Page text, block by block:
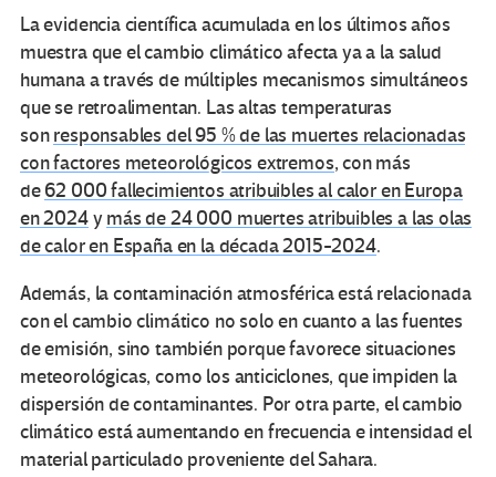
La evidencia científica acumulada en los últimos años
muestra que el cambio climático afecta ya a la salud
humana a través de múltiples mecanismos simultáneos
que se retroalimentan. Las altas temperaturas
sonresponsables del 95 % de las muertes relacionadas
con factores meteorológicos extremos, con más
de62 000 fallecimientos atribuibles al calor en Europa
en 2024y más de 24 000 muertes atribuibles a las olas
de calor en España en la década 2015-2024.
Además, la contaminación atmosférica está relacionada
con el cambio climático no solo en cuanto a las fuentes
de emisión, sino también porque favorece situaciones
meteorológicas, como los anticiclones, que impiden la
dispersión de contaminantes. Por otra parte, el cambio
climático está aumentando en frecuencia e intensidad el
material particulado proveniente del Sahara.